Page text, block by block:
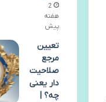
2
هفته
پیش
تعیین
مرجع
صلاحیت
دار یعنی
چه؟ |